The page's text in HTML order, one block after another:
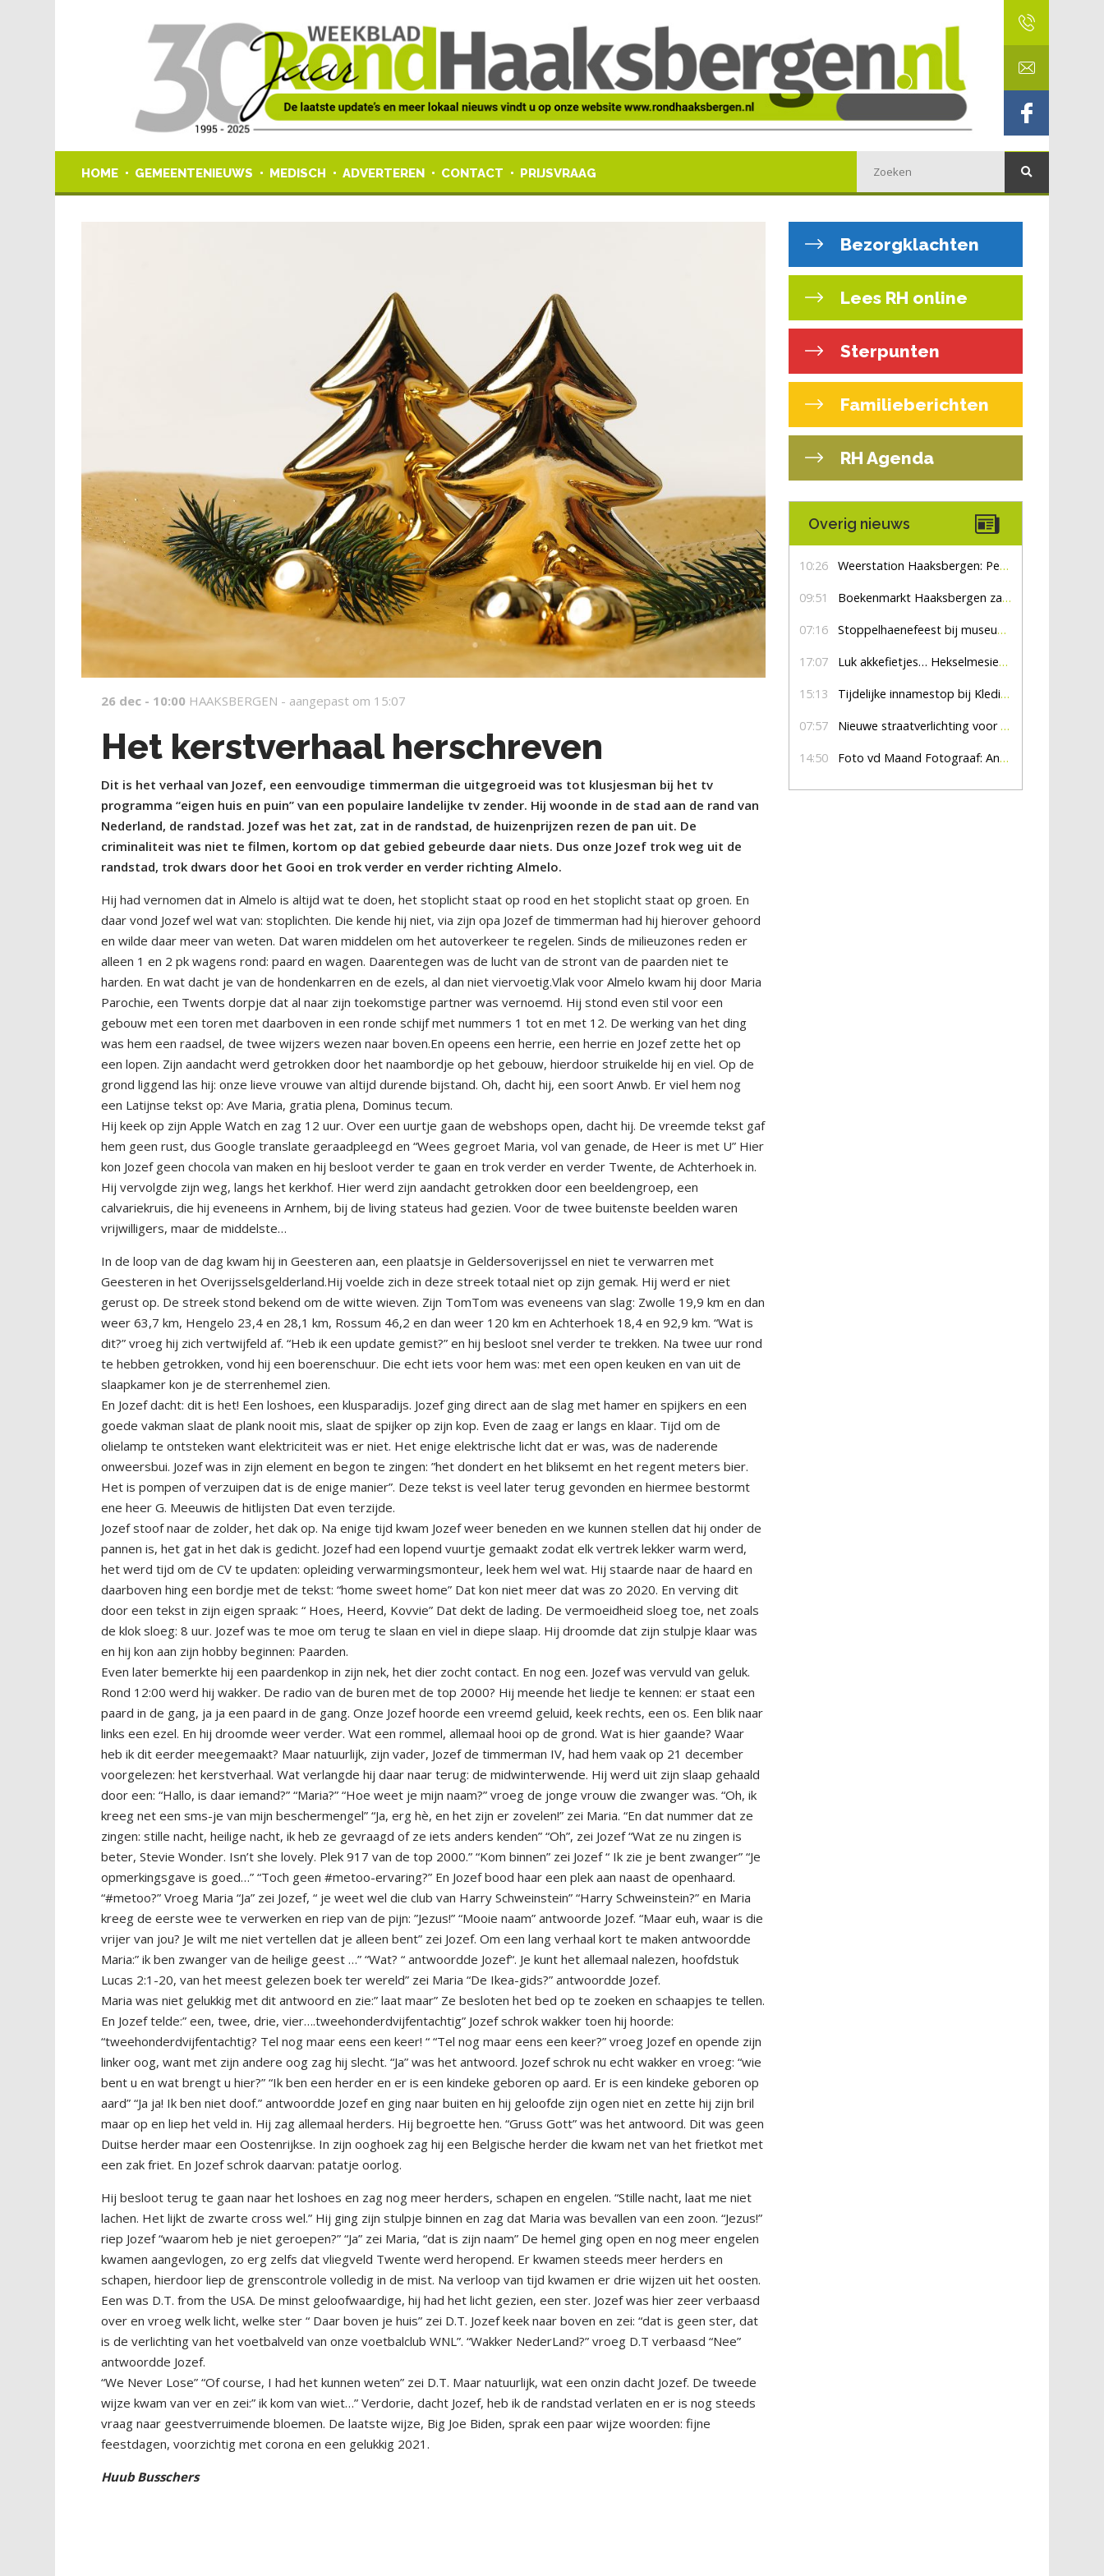
HOME GEMEENTENIEUWS MEDISCH ADVERTEREN CONTACT PRIJSVRAAG
26 dec - 10:00 HAAKSBERGEN - aangepast om 15:07
Het kerstverhaal herschreven
Dit is het verhaal van Jozef, een eenvoudige timmerman die uitgegroeid was tot klusjesman bij het tv
programma “eigen huis en puin” van een populaire landelijke tv zender. Hij woonde in de stad aan de rand van
Nederland, de randstad. Jozef was het zat, zat in de randstad, de huizenprijzen rezen de pan uit. De
criminaliteit was niet te filmen, kortom op dat gebied gebeurde daar niets. Dus onze Jozef trok weg uit de
randstad, trok dwars door het Gooi en trok verder en verder richting Almelo.
Hij had vernomen dat in Almelo is altijd wat te doen, het stoplicht staat op rood en het stoplicht staat op groen. En
daar vond Jozef wel wat van: stoplichten. Die kende hij niet, via zijn opa Jozef de timmerman had hij hierover gehoord
en wilde daar meer van weten. Dat waren middelen om het autoverkeer te regelen. Sinds de milieuzones reden er
alleen 1 en 2 pk wagens rond: paard en wagen. Daarentegen was de lucht van de stront van de paarden niet te
harden. En wat dacht je van de hondenkarren en de ezels, al dan niet viervoetig.Vlak voor Almelo kwam hij door Maria
Parochie, een Twents dorpje dat al naar zijn toekomstige partner was vernoemd. Hij stond even stil voor een
gebouw met een toren met daarboven in een ronde schijf met nummers 1 tot en met 12. De werking van het ding
was hem een raadsel, de twee wijzers wezen naar boven.En opeens een herrie, een herrie en Jozef zette het op
een lopen. Zijn aandacht werd getrokken door het naambordje op het gebouw, hierdoor struikelde hij en viel. Op de
grond liggend las hij: onze lieve vrouwe van altijd durende bijstand. Oh, dacht hij, een soort Anwb. Er viel hem nog
een Latijnse tekst op: Ave Maria, gratia plena, Dominus tecum.
Hij keek op zijn Apple Watch en zag 12 uur. Over een uurtje gaan de webshops open, dacht hij. De vreemde tekst gaf
hem geen rust, dus Google translate geraadpleegd en “Wees gegroet Maria, vol van genade, de Heer is met U” Hier
kon Jozef geen chocola van maken en hij besloot verder te gaan en trok verder en verder Twente, de Achterhoek in.
Hij vervolgde zijn weg, langs het kerkhof. Hier werd zijn aandacht getrokken door een beeldengroep, een
calvariekruis, die hij eveneens in Arnhem, bij de living stateus had gezien. Voor de twee buitenste beelden waren
vrijwilligers, maar de middelste…
In de loop van de dag kwam hij in Geesteren aan, een plaatsje in Geldersoverijssel en niet te verwarren met
Geesteren in het Overijsselsgelderland.Hij voelde zich in deze streek totaal niet op zijn gemak. Hij werd er niet
gerust op. De streek stond bekend om de witte wieven. Zijn TomTom was eveneens van slag: Zwolle 19,9 km en dan
weer 63,7 km, Hengelo 23,4 en 28,1 km, Rossum 46,2 en dan weer 120 km en Achterhoek 18,4 en 92,9 km. “Wat is
dit?” vroeg hij zich vertwijfeld af. “Heb ik een update gemist?” en hij besloot snel verder te trekken. Na twee uur rond
te hebben getrokken, vond hij een boerenschuur. Die echt iets voor hem was: met een open keuken en van uit de
slaapkamer kon je de sterrenhemel zien.
En Jozef dacht: dit is het! Een loshoes, een klusparadijs. Jozef ging direct aan de slag met hamer en spijkers en een
goede vakman slaat de plank nooit mis, slaat de spijker op zijn kop. Even de zaag er langs en klaar. Tijd om de
olielamp te ontsteken want elektriciteit was er niet. Het enige elektrische licht dat er was, was de naderende
onweersbui. Jozef was in zijn element en begon te zingen: ”het dondert en het bliksemt en het regent meters bier.
Het is pompen of verzuipen dat is de enige manier”. Deze tekst is veel later terug gevonden en hiermee bestormt
ene heer G. Meeuwis de hitlijsten Dat even terzijde.
Jozef stoof naar de zolder, het dak op. Na enige tijd kwam Jozef weer beneden en we kunnen stellen dat hij onder de
pannen is, het gat in het dak is gedicht. Jozef had een lopend vuurtje gemaakt zodat elk vertrek lekker warm werd,
het werd tijd om de CV te updaten: opleiding verwarmingsmonteur, leek hem wel wat. Hij staarde naar de haard en
daarboven hing een bordje met de tekst: “home sweet home” Dat kon niet meer dat was zo 2020. En verving dit
door een tekst in zijn eigen spraak: “ Hoes, Heerd, Kovvie” Dat dekt de lading. De vermoeidheid sloeg toe, net zoals
de klok sloeg: 8 uur. Jozef was te moe om terug te slaan en viel in diepe slaap. Hij droomde dat zijn stulpje klaar was
en hij kon aan zijn hobby beginnen: Paarden.
Even later bemerkte hij een paardenkop in zijn nek, het dier zocht contact. En nog een. Jozef was vervuld van geluk.
Rond 12:00 werd hij wakker. De radio van de buren met de top 2000? Hij meende het liedje te kennen: er staat een
paard in de gang, ja ja een paard in de gang. Onze Jozef hoorde een vreemd geluid, keek rechts, een os. Een blik naar
links een ezel. En hij droomde weer verder. Wat een rommel, allemaal hooi op de grond. Wat is hier gaande? Waar
heb ik dit eerder meegemaakt? Maar natuurlijk, zijn vader, Jozef de timmerman IV, had hem vaak op 21 december
voorgelezen: het kerstverhaal. Wat verlangde hij daar naar terug: de midwinterwende. Hij werd uit zijn slaap gehaald
door een: “Hallo, is daar iemand?” “Maria?” “Hoe weet je mijn naam?” vroeg de jonge vrouw die zwanger was. “Oh, ik
kreeg net een sms-je van mijn beschermengel” “Ja, erg hè, en het zijn er zovelen!” zei Maria. “En dat nummer dat ze
zingen: stille nacht, heilige nacht, ik heb ze gevraagd of ze iets anders kenden” “Oh”, zei Jozef “Wat ze nu zingen is
beter, Stevie Wonder. Isn’t she lovely. Plek 917 van de top 2000.” “Kom binnen” zei Jozef “ Ik zie je bent zwanger” “Je
opmerkingsgave is goed…” “Toch geen #metoo-ervaring?” En Jozef bood haar een plek aan naast de openhaard.
“#metoo?” Vroeg Maria “Ja” zei Jozef, “ je weet wel die club van Harry Schweinstein” “Harry Schweinstein?” en Maria
kreeg de eerste wee te verwerken en riep van de pijn: ”Jezus!” “Mooie naam” antwoorde Jozef. “Maar euh, waar is die
vrijer van jou? Je wilt me niet vertellen dat je alleen bent” zei Jozef. Om een lang verhaal kort te maken antwoordde
Maria:” ik ben zwanger van de heilige geest …” “Wat? “ antwoordde Jozef“. Je kunt het allemaal nalezen, hoofdstuk
Lucas 2:1-20, van het meest gelezen boek ter wereld” zei Maria “De Ikea-gids?” antwoordde Jozef.
Maria was niet gelukkig met dit antwoord en zie:” laat maar” Ze besloten het bed op te zoeken en schaapjes te tellen.
En Jozef telde:” een, twee, drie, vier….tweehonderdvijfentachtig” Jozef schrok wakker toen hij hoorde:
“tweehonderdvijfentachtig? Tel nog maar eens een keer! “ “Tel nog maar eens een keer?” vroeg Jozef en opende zijn
linker oog, want met zijn andere oog zag hij slecht. “Ja” was het antwoord. Jozef schrok nu echt wakker en vroeg: “wie
bent u en wat brengt u hier?” “Ik ben een herder en er is een kindeke geboren op aard. Er is een kindeke geboren op
aard” “Ja ja! Ik ben niet doof.” antwoordde Jozef en ging naar buiten en hij geloofde zijn ogen niet en zette hij zijn bril
maar op en liep het veld in. Hij zag allemaal herders. Hij begroette hen. “Gruss Gott” was het antwoord. Dit was geen
Duitse herder maar een Oostenrijkse. In zijn ooghoek zag hij een Belgische herder die kwam net van het frietkot met
een zak friet. En Jozef schrok daarvan: patatje oorlog.
Hij besloot terug te gaan naar het loshoes en zag nog meer herders, schapen en engelen. “Stille nacht, laat me niet
lachen. Het lijkt de zwarte cross wel.” Hij ging zijn stulpje binnen en zag dat Maria was bevallen van een zoon. “Jezus!”
riep Jozef “waarom heb je niet geroepen?” “Ja” zei Maria, “dat is zijn naam” De hemel ging open en nog meer engelen
kwamen aangevlogen, zo erg zelfs dat vliegveld Twente werd heropend. Er kwamen steeds meer herders en
schapen, hierdoor liep de grenscontrole volledig in de mist. Na verloop van tijd kwamen er drie wijzen uit het oosten.
Een was D.T. from the USA. De minst geloofwaardige, hij had het licht gezien, een ster. Jozef was hier zeer verbaasd
over en vroeg welk licht, welke ster “ Daar boven je huis” zei D.T. Jozef keek naar boven en zei: “dat is geen ster, dat
is de verlichting van het voetbalveld van onze voetbalclub WNL”. “Wakker NederLand?” vroeg D.T verbaasd “Nee”
antwoordde Jozef.
“We Never Lose” “Of course, I had het kunnen weten” zei D.T. Maar natuurlijk, wat een onzin dacht Jozef. De tweede
wijze kwam van ver en zei:” ik kom van wiet…” Verdorie, dacht Jozef, heb ik de randstad verlaten en er is nog steeds
vraag naar geestverruimende bloemen. De laatste wijze, Big Joe Biden, sprak een paar wijze woorden: fijne
feestdagen, voorzichtig met corona en een gelukkig 2021.
Huub Busschers
Bezorgklachten
Lees RH online
Sterpunten
Familieberichten
RH Agenda
Overig nieuws
10:26 Weerstation Haaksbergen: Perioden met zon en droog
09:51 Boekenmarkt Haaksbergen zaterdag 8 augustus, marktplein Haaksbergen
07:16 Stoppelhaenefeest bij museum De Lebbenbrugge
17:07 Luk akkefietjes… HekselmesienHarry
15:13 Tijdelijke innamestop bij Kledingbank Stefania
07:57 Nieuwe straatverlichting voor De Veldmaat en De Pas
14:50 Foto vd Maand Fotograaf: Anna Jalving